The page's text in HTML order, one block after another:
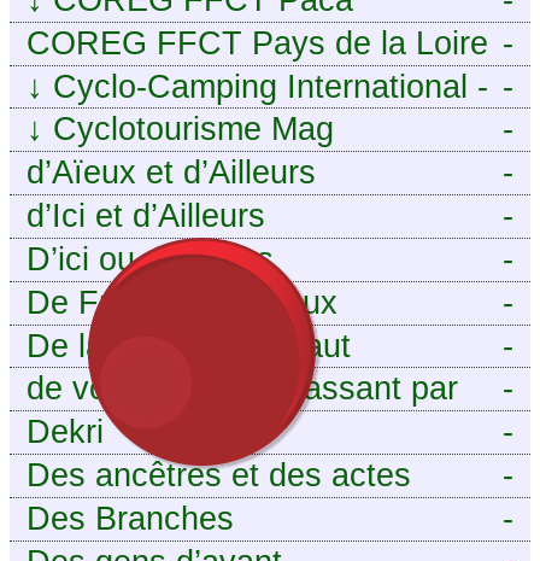
-
COREG FFCT Pays de la Loire
-
↓ Cyclo-Camping International -
Le voyage à vélo
-
↓ Cyclotourisme Mag
-
d’Aïeux et d’Ailleurs
-
d’Ici et d’Ailleurs
-
D’ici ou d’ailleurs
-
De France et d’Aïeux
-
De la Baïse à l’Escaut
-
de vous aieux en passant par
moi
-
Dekri
-
Des ancêtres et des actes
-
Des Branches